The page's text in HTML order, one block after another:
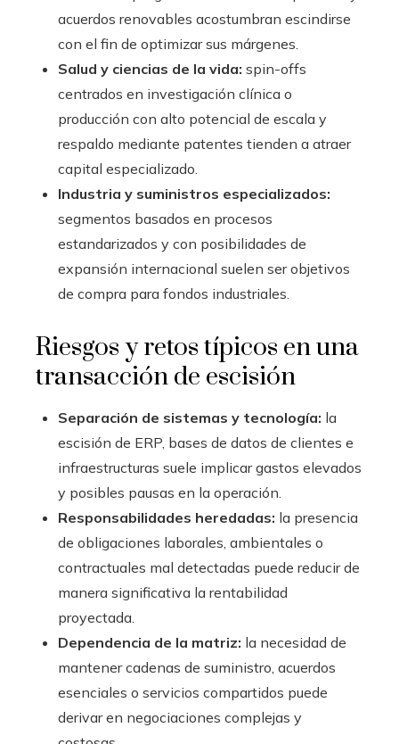
acuerdos renovables acostumbran escindirse
con el fin de optimizar sus márgenes.
Salud y ciencias de la vida: spin-offs
centrados en investigación clínica o
producción con alto potencial de escala y
respaldo mediante patentes tienden a atraer
capital especializado.
Industria y suministros especializados:
segmentos basados en procesos
estandarizados y con posibilidades de
expansión internacional suelen ser objetivos
de compra para fondos industriales.
Riesgos y retos típicos en una
transacción de escisión
Separación de sistemas y tecnología: la
escisión de ERP, bases de datos de clientes e
infraestructuras suele implicar gastos elevados
y posibles pausas en la operación.
Responsabilidades heredadas: la presencia
de obligaciones laborales, ambientales o
contractuales mal detectadas puede reducir de
manera significativa la rentabilidad
proyectada.
Dependencia de la matriz: la necesidad de
mantener cadenas de suministro, acuerdos
esenciales o servicios compartidos puede
derivar en negociaciones complejas y